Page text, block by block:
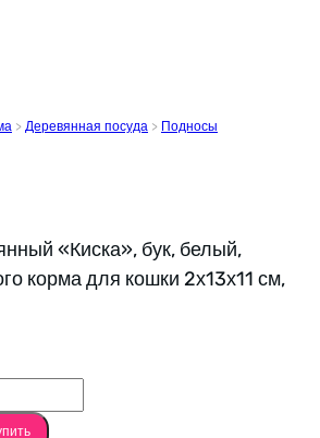
> Деревянная посуда > Подносы
«Киска», бук, белый,
корма для кошки 2х13х11 см,